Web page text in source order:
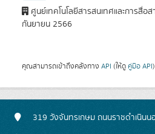
ศูนย์เทคโนโลยีสารสนเทศและการสื่อ
กันยายน 2566
คุณสามารถเข้าถึงคลังทาง API (ให้ดู คู่มือ API
319 วังจันทรเกษม ถนนราชดำเนิน